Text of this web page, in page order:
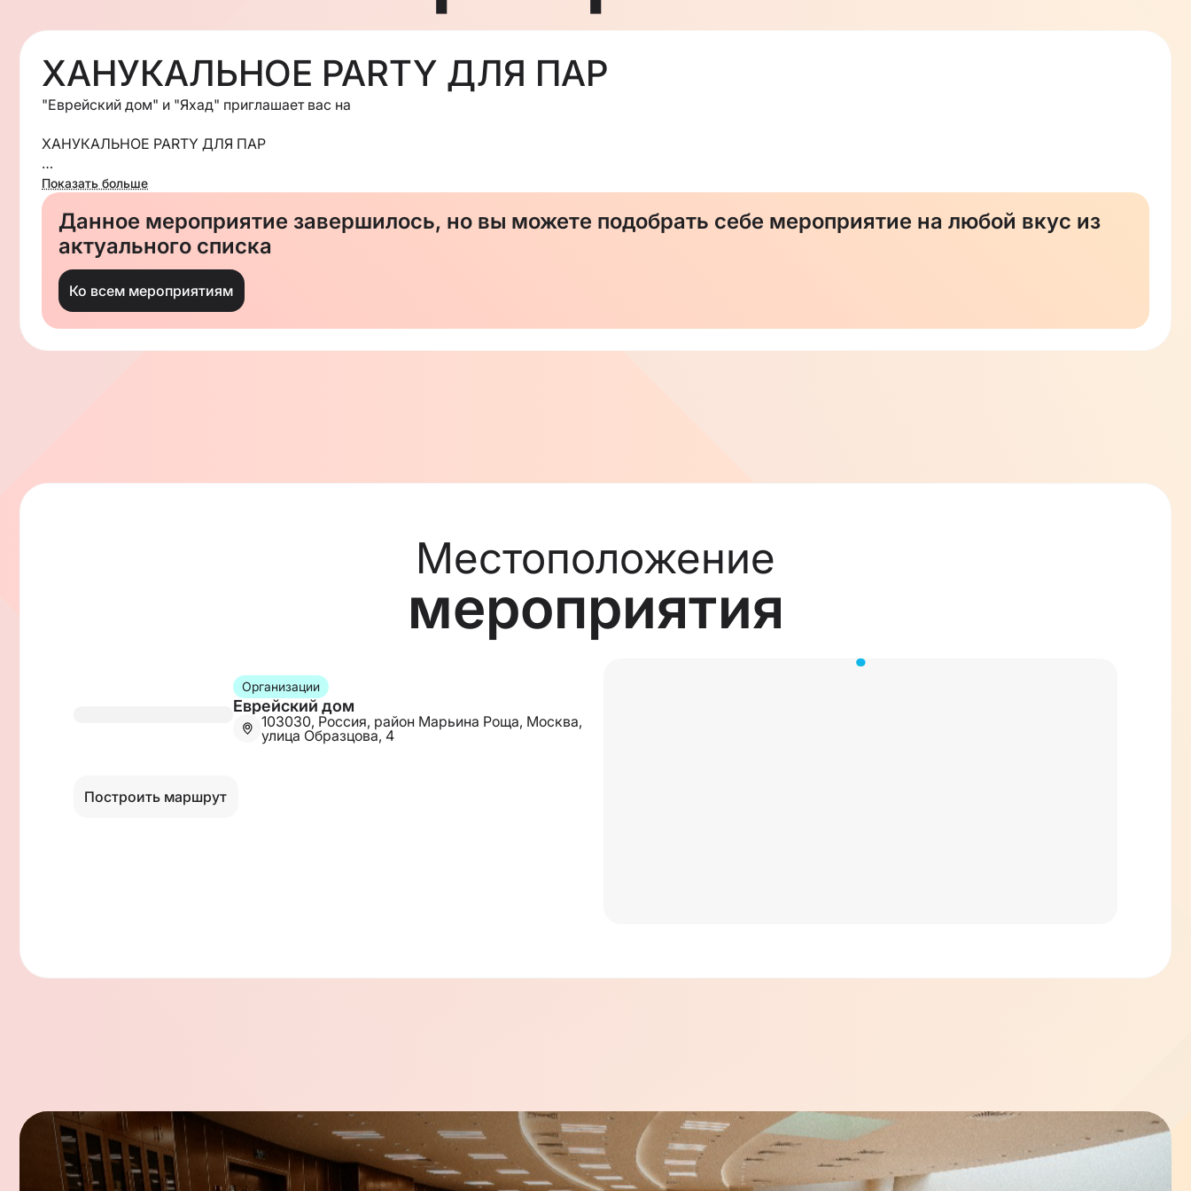
ХАНУКАЛЬНОЕ PARTY ДЛЯ ПАР
"Еврейский дом" и "Яхад" приглашает вас на
ХАНУКАЛЬНОЕ PARTY ДЛЯ ПАР
21 декабря (вс) в 17:00
Образцова, 4, 4 этаж
Регистрация обязательна:
https://forms.gle/fiQPFrGc9XHnBFiM7
В программе:
- Теплая, домашняя атмосфера
Показать больше
Данное мероприятие завершилось, но вы можете подобрать себе мероприятие на любой вкус из
актуального списка
Ко всем мероприятиям
Местоположение
мероприятия
Организации
Еврейский дом
103030, Россия, район Марьина Роща, Москва,
улица Образцова, 4
Построить маршрут